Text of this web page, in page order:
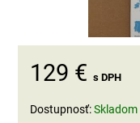
129 € s DPH
Dostupnosť:Skladom